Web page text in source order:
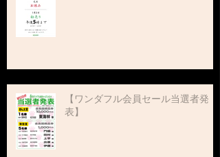
【ワンダフル会員セール当選者発
表】